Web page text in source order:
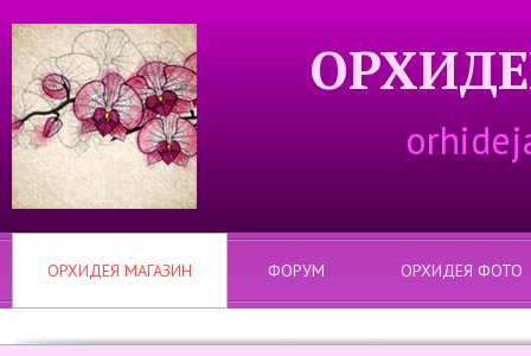
ОРХИДЕЯ МАГАЗИН ФОРУМ ОРХИДЕЯ ФОТО